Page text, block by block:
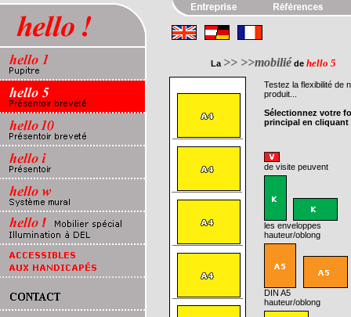
La >> >>mobilié de hello 5
Testez la flexibilité de
produit...
Sélectionnez votre
principal en cliquant
de visite peuvent
les enveloppes
hauteur/oblong
DIN A5
hauteur/oblong